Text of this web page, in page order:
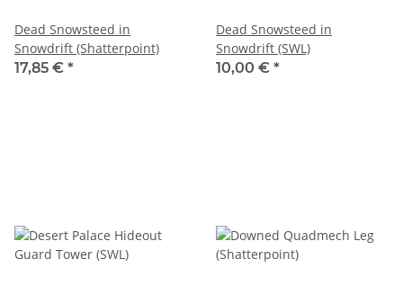
Dead Snowsteed in
Snowdrift (Shatterpoint)
17,85 € *
Dead Snowsteed in
Snowdrift (SWL)
10,00 € *